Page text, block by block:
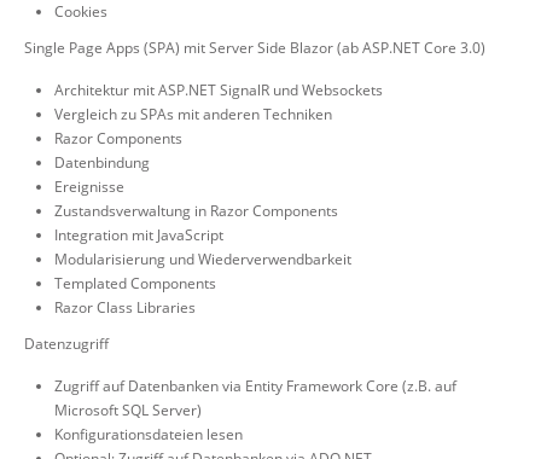
Cookies
Single Page Apps (SPA) mit Server Side Blazor (ab ASP.NET Core 3.0)
Architektur mit ASP.NET SignalR und Websockets
Vergleich zu SPAs mit anderen Techniken
Razor Components
Datenbindung
Ereignisse
Zustandsverwaltung in Razor Components
Integration mit JavaScript
Modularisierung und Wiederverwendbarkeit
Templated Components
Razor Class Libraries
Datenzugriff
Zugriff auf Datenbanken via Entity Framework Core (z.B. auf
Microsoft SQL Server)
Konfigurationsdateien lesen